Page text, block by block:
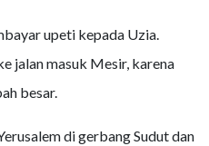
upeti kepada Uzia.
jalan masuk Mesir, karena
besar.
di gerbang Sudut dan